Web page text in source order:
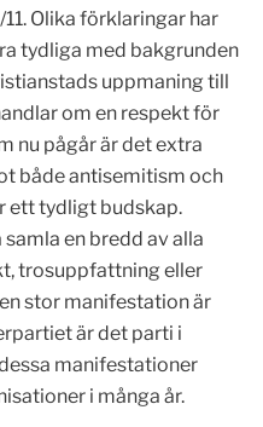
Olika förklaringar har
tydliga med bakgrunden
uppmaning till
om en respekt för
nu pågår är det extra
både antisemitism och
ett tydligt budskap.
en bredd av alla
trosuppfattning eller
stor manifestation är
är det parti i
manifestationer
i många år.